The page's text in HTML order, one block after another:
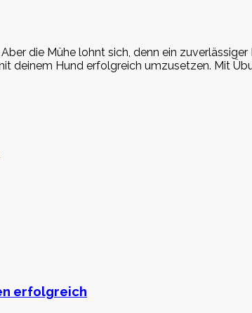
die Mühe lohnt sich, denn ein
deinem Hund erfolgreich umzusetzen. Mit
erfolgreich